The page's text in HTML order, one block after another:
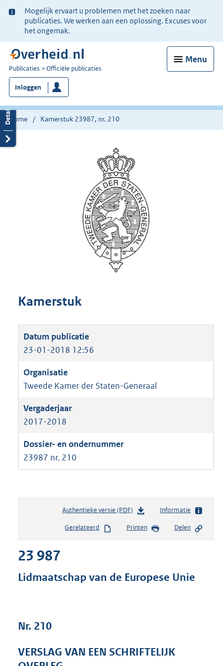
Ter
informatie:
Mogelijk ervaart u problemen met het zoeken naar
publicaties. We werken aan een oplossing. Excuses voor
het ongemak.
Menu
U
bent
nu
hier:
Publicaties Officiële publicaties
Inloggen
Home Kamerstuk 23987, nr. 210
Kamerstuk
23-01-2018 12:56
Tweede Kamer der Staten-Generaal
2017-2018
23987 nr. 210
Authentieke versie (PDF)b
s
s
e
Informatie
Gerelateerd Printen Delen
23 987
Lidmaatschap van de Europese Unie
Nr. 210
VERSLAG VAN EEN SCHRIFTELIJK